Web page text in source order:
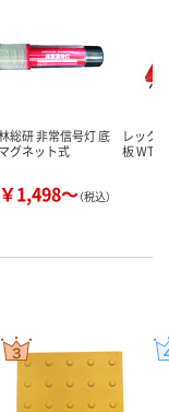
総研 非常信号灯 底
グネット式
￥1,498～（税込）
レック
板 WT-